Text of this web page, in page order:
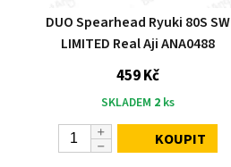
DUO Spearhead Ryuki 80S SW
LIMITED Real Aji ANA0488
459 Kč
SKLADEM 2 ks
KOUPIT